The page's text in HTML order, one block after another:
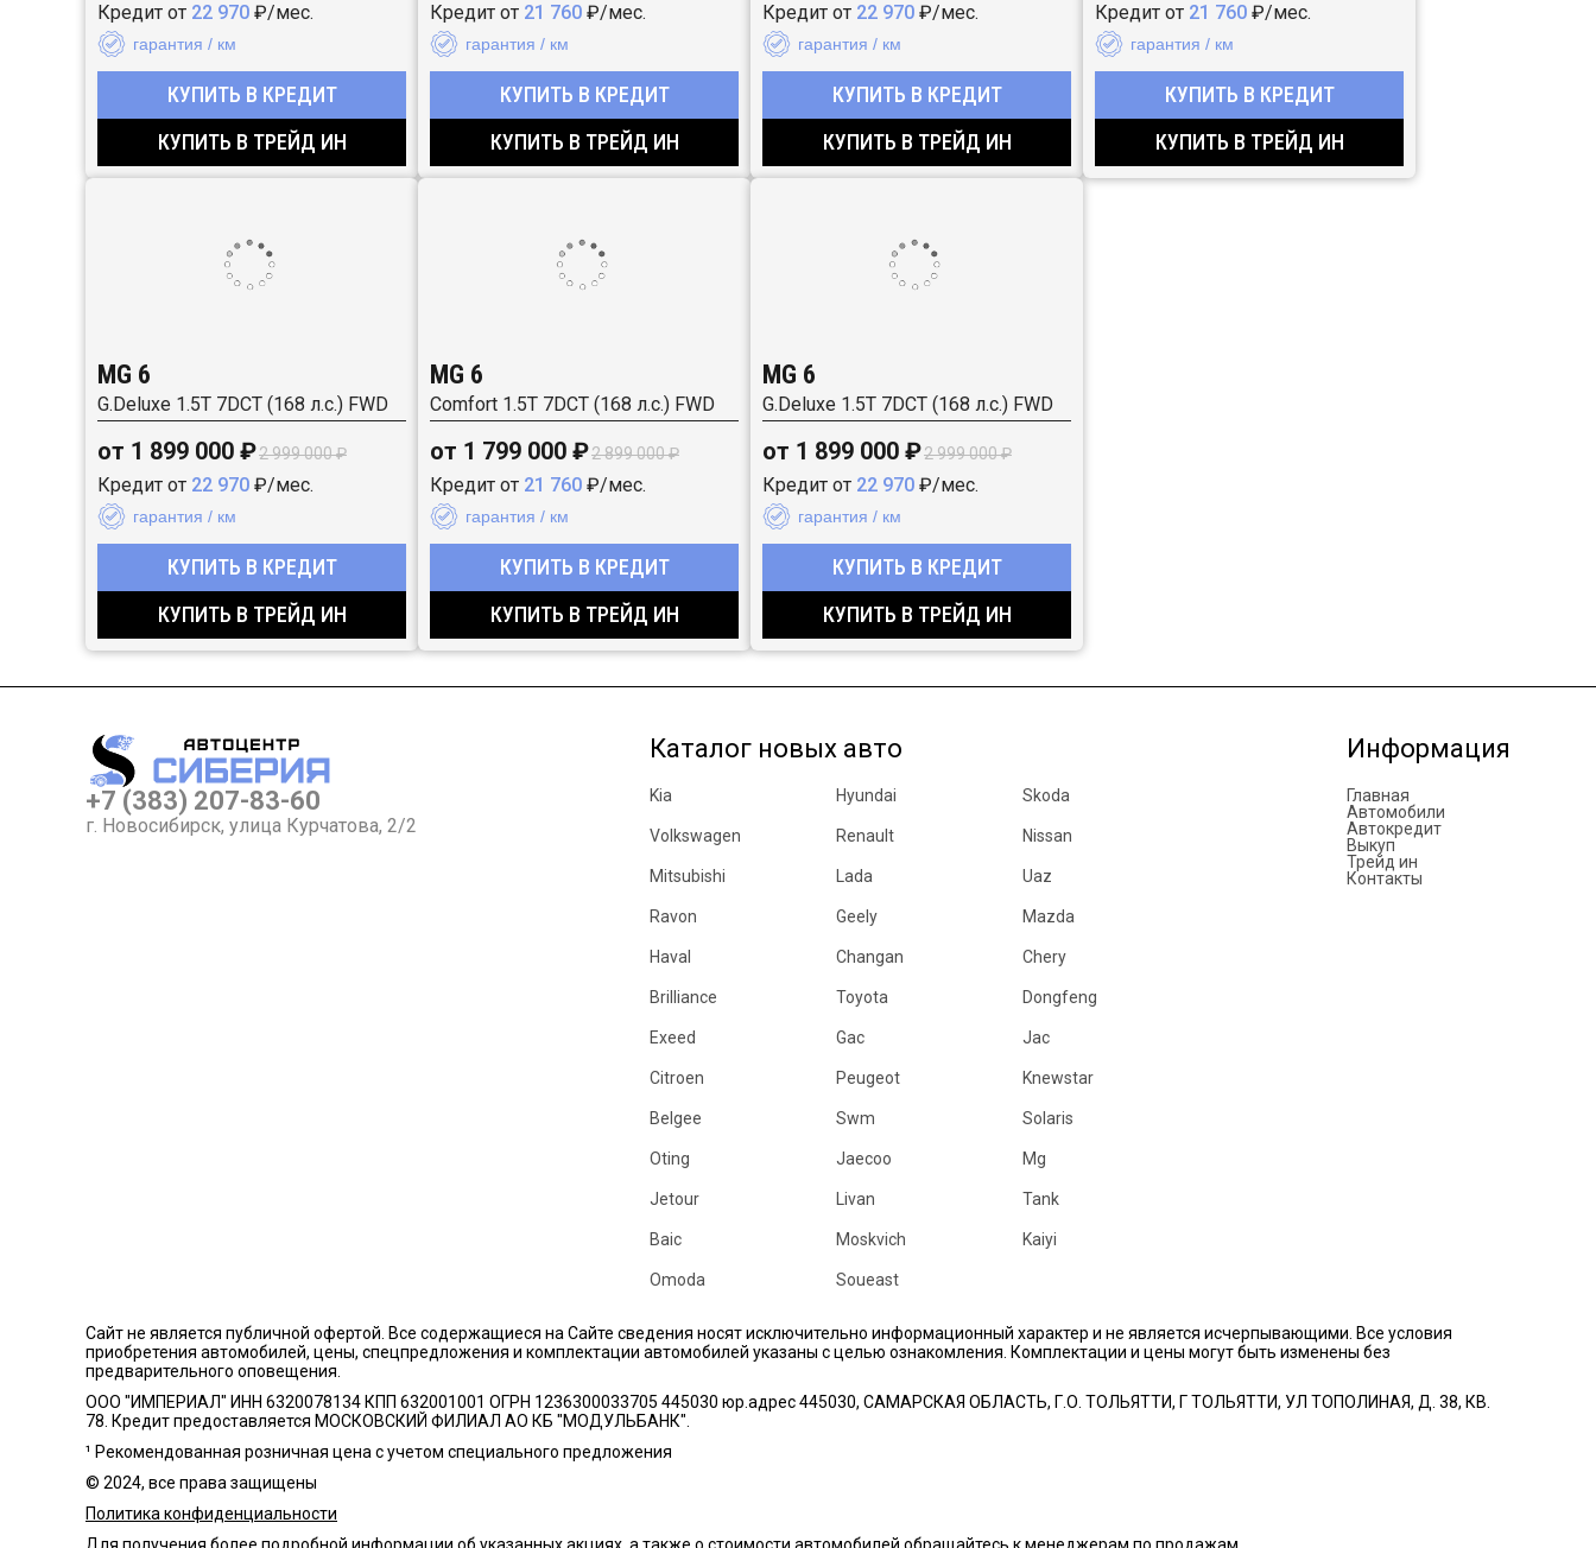
Кредит от 22 970 ₽/мес.
гарантия / км
КУПИТЬ В КРЕДИТ
КУПИТЬ В ТРЕЙД ИН
Кредит от 21 760 ₽/мес.
гарантия / км
КУПИТЬ В КРЕДИТ
КУПИТЬ В ТРЕЙД ИН
Кредит от 22 970 ₽/мес.
гарантия / км
КУПИТЬ В КРЕДИТ
КУПИТЬ В ТРЕЙД ИН
Кредит от 21 760 ₽/мес.
гарантия / км
КУПИТЬ В КРЕДИТ
КУПИТЬ В ТРЕЙД ИН
MG 6
G.Deluxe 1.5T 7DCT (168 л.с.) FWD
от 1 899 000 ₽2 999 000 ₽
Кредит от 22 970 ₽/мес.
гарантия / км
КУПИТЬ В КРЕДИТ
КУПИТЬ В ТРЕЙД ИН
MG 6
Comfort 1.5T 7DCT (168 л.с.) FWD
от 1 799 000 ₽2 899 000 ₽
Кредит от 21 760 ₽/мес.
гарантия / км
КУПИТЬ В КРЕДИТ
КУПИТЬ В ТРЕЙД ИН
MG 6
G.Deluxe 1.5T 7DCT (168 л.с.) FWD
от 1 899 000 ₽2 999 000 ₽
Кредит от 22 970 ₽/мес.
гарантия / км
КУПИТЬ В КРЕДИТ
КУПИТЬ В ТРЕЙД ИН
+7 (383) 207-83-60
г. Новосибирск, улица Курчатова, 2/2
Каталог новых авто
Kia Hyundai Skoda
Volkswagen Renault Nissan
Mitsubishi Lada Uaz
Ravon Geely Mazda
Haval Changan Chery
Brilliance Toyota Dongfeng
Exeed Gac Jac
Citroen Peugeot Knewstar
Belgee Swm Solaris
Oting Jaecoo Mg
Jetour Livan Tank
Baic Moskvich Kaiyi
Omoda Soueast
Информация
Главная
Автомобили
Автокредит
Выкуп
Трейд ин
Контакты
Cайт не является публичной офертой. Все содержащиеся на Сайте сведения носят исключительно информационный характер и не является исчерпывающими. Все условия
приобретения автомобилей, цены, спецпредложения и комплектации автомобилей указаны с целью ознакомления. Комплектации и цены могут быть изменены без
предварительного оповещения.
ООО "ИМПЕРИАЛ" ИНН 6320078134 КПП 632001001 ОГРН 1236300033705 445030 юр.адрес 445030, САМАРСКАЯ ОБЛАСТЬ, Г.О. ТОЛЬЯТТИ, Г ТОЛЬЯТТИ, УЛ ТОПОЛИНАЯ, Д. 38, КВ.
78. Кредит предоставляется МОСКОВСКИЙ ФИЛИАЛ АО КБ "МОДУЛЬБАНК".
¹ Рекомендованная розничная цена с учетом специального предложения
© 2024, все права защищены
Политика конфиденциальности